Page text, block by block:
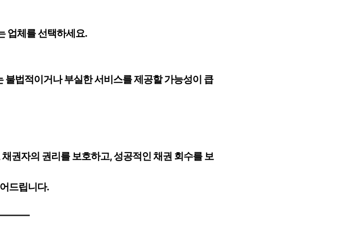
업체를 선택하세요.
법적이거나 부실한 서비스를 제공할 가능성이 큽
권자의 권리를 보호하고, 성공적인 채권 회수를 보
드립니다.